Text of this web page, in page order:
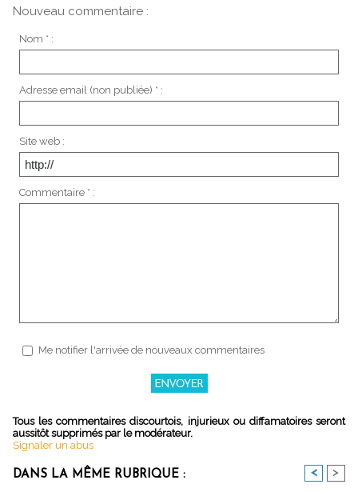
Nouveau commentaire :
Nom * :
Adresse email (non publiée) * :
Site web :
Commentaire * :
Me notifier l'arrivée de nouveaux commentaires
Tous les commentaires discourtois, injurieux ou diffamatoires seront
aussitôt supprimés par le modérateur.
Signaler un abus
DANS LA MÊME RUBRIQUE : < >